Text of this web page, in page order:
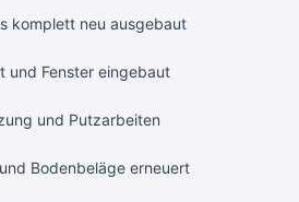
komplett neu ausgebaut
und Fenster eingebaut
und Putzarbeiten
Bodenbeläge erneuert